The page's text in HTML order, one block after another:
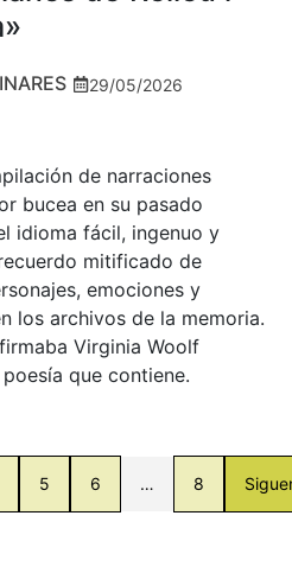
29/05/2026
de narraciones
bucea en su pasado
idioma fácil, ingenuo y
mitificado de
emociones y
los archivos de la memoria.
Virginia Woolf
que contiene.
5 6 … 8